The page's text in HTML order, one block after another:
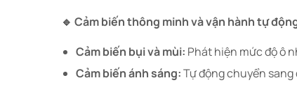
🔹 Cảm biến thông minh và vận hành tự
Cảm biến bụi và mùi: Phát hiện mức độ ô
Cảm biến ánh sáng:Tự động chuyển